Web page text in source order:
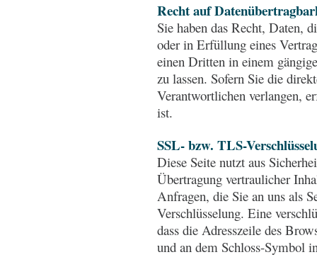
Recht auf
Sie haben das Recht, Daten,
oder in Erfüllung eines
einen Dritten in einem
zu lassen. Sofern Sie die
Verantwortlichen verlangen,
ist.
SSL- bzw. TLS-
Diese Seite nutzt aus
Übertragung vertraulicher
Anfragen, die Sie an uns als
Verschlüsselung. Eine
dass die Adresszeile des
und an dem Schloss-Symbol